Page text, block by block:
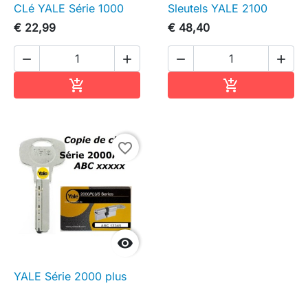
CLé YALE Série 1000
€ 22,99
 

Sleutels YALE 2100
€ 48,40
 


favorite_border
YALE Série 2000 plus